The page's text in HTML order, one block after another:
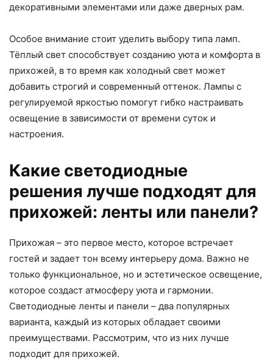
декоративными элементами или даже дверных рам.
Особое внимание стоит уделить выбору типа ламп.
Тёплый свет способствует созданию уюта и комфорта в
прихожей, в то время как холодный свет может
добавить строгий и современный оттенок. Лампы с
регулируемой яркостью помогут гибко настраивать
освещение в зависимости от времени суток и
настроения.
Какие светодиодные
решения лучше подходят для
прихожей: ленты или панели?
Прихожая – это первое место, которое встречает
гостей и задает тон всему интерьеру дома. Важно не
только функциональное, но и эстетическое освещение,
которое создаст атмосферу уюта и гармонии.
Светодиодные ленты и панели – два популярных
варианта, каждый из которых обладает своими
преимуществами. Рассмотрим, что из них лучше
подходит для прихожей.